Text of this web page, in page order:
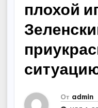
плохой
От admin